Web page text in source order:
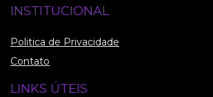
INSTITUCIONAL
Politica de Privacidade
Contato
LINKS ÚTEIS